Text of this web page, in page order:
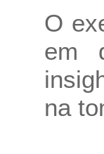
O
em
na